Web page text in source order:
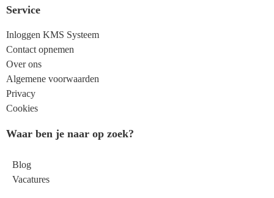
Service
Inloggen KMS Systeem
Contact opnemen
Over ons
Algemene voorwaarden
Privacy
Cookies
Waar ben je naar op zoek?
Blog
Vacatures